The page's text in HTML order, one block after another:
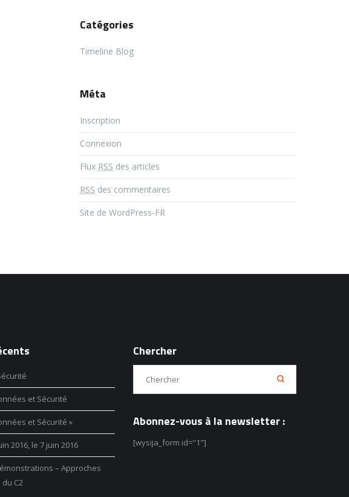
Catégories
Timeline Blog
Méta
Inscription
Connexion
Flux RSS des articles
RSS des commentaires
Site de WordPress-FR
et Sécurité
et Sécurité »
2016, le 7 juin 2016
– Approches
C2
Chercher
Abonnez-vous à la newsletter :
[wysija_form id="1"]